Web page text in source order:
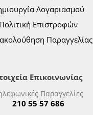
Λογαριασμού
Πολιτική Επιστροφών
Παραγγελίας
Επικοινωνίας
Παραγγελίες
210 55 57 686